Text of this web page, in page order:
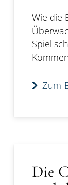
Wie die
Spiel
Zum
Die